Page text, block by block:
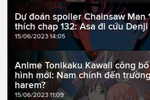
Dự đoán spoiler Chainsaw Man
thích chap 132: Asa đi cứu Denji
15/06/2023 14:05
Anime Tonikaku Kawaii công
hình mới: Nam chính đến
harem?
15/06/2023 11:09